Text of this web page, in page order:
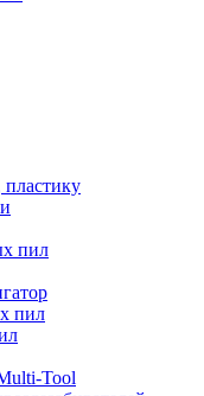
пил
пил
Tool